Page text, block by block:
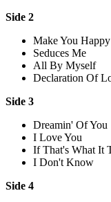
Side 2
Make You Happy
Seduces Me
All By Myself
Declaration Of
Side 3
Dreamin' Of You
I Love You
If That's What It
I Don't Know
Side 4